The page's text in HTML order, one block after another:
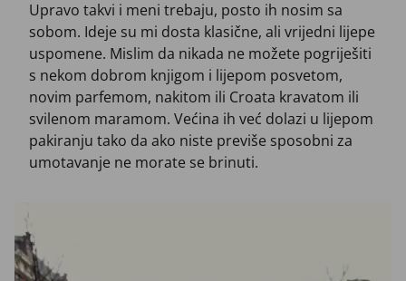
Upravo takvi i meni trebaju, posto ih nosim sa
sobom. Ideje su mi dosta klasične, ali vrijedni lijepe
uspomene. Mislim da nikada ne možete pogriješiti
s nekom dobrom knjigom i lijepom posvetom,
novim parfemom, nakitom ili Croata kravatom ili
svilenom maramom. Većina ih već dolazi u lijepom
pakiranju tako da ako niste previše sposobni za
umotavanje ne morate se brinuti.